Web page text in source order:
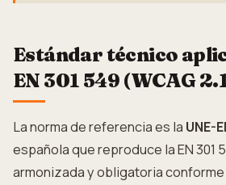
Estándar técnico
EN 301 549 (WCAG
La norma de referencia es la UNE-
española que reproduce la EN 301
armonizada y obligatoria conforme